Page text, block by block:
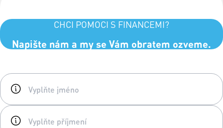
CHCI POMOCI S FINANCEMI?
Napište nám a my se Vám obratem ozveme.